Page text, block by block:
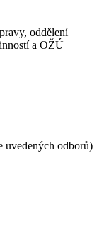
oddělení
a OŽÚ
uvedených odborů)